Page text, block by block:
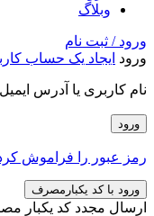
وبلاگ
ورود / ثبت نام
ورود ایجاد یک حساب
نام کاربری یا آدرس ایمیل
ورود
رمز عبور را فراموش
ورود با کد یکبارمصرف
ارسال مجدد کد یکبار